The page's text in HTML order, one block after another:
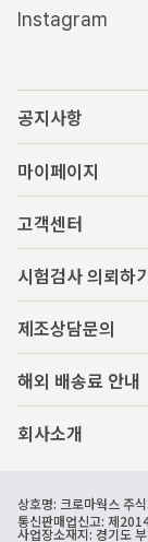
Instagram
공지사항
마이페이지
고객센터
시험검사 의뢰하
제조상담문의
해외 배송료 안내
회사소개
상호명: 크로마웍스 주
통신판매업신고: 제
사업장소재지: 경기도